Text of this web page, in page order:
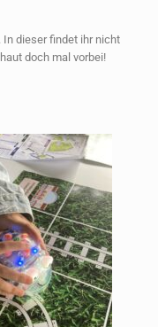
In dieser findet ihr nicht
doch mal vorbei!